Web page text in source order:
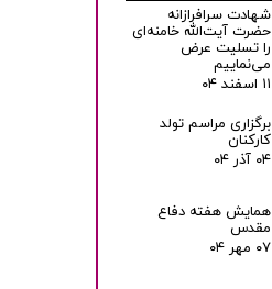
شهادت سرافرازانه
حضرت آیت‌الله خامنه‌ای
را تسلیت عرض
می‌نماییم
۱۱ اسفند ۰۴
برگزاری مراسم تولد
کارکنان
۰۴ آذر ۰۴
همایش هفته دفاع
مقدس
۰۷ مهر ۰۴